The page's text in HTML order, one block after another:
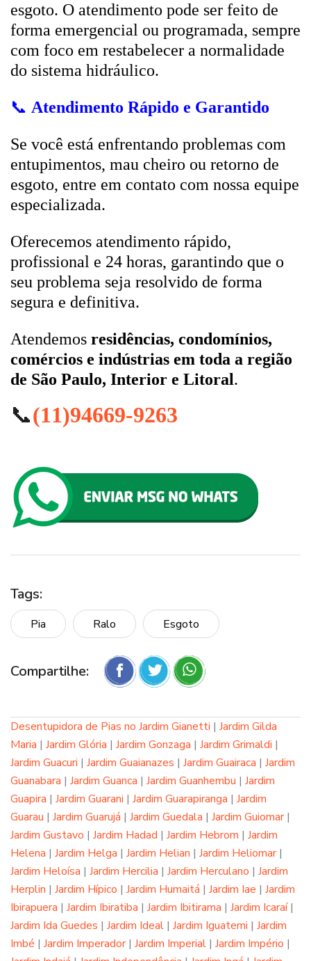
esgoto. O atendimento pode ser feito de
forma emergencial ou programada, sempre
com foco em restabelecer a normalidade
do sistema hidráulico.
📞 Atendimento Rápido e Garantido
Se você está enfrentando problemas com
entupimentos, mau cheiro ou retorno de
esgoto, entre em contato com nossa equipe
especializada.
Oferecemos atendimento rápido,
profissional e 24 horas, garantindo que o
seu problema seja resolvido de forma
segura e definitiva.
Atendemos residências, condomínios,
comércios e indústrias em toda a região
de São Paulo, Interior e Litoral.
📞(11)94669-9263
Tags:
Pia Ralo Esgoto
Compartilhe:
Desentupidora de Pias no Jardim Gianetti | Jardim Gilda
Maria | Jardim Glória | Jardim Gonzaga | Jardim Grimaldi |
Jardim Guacuri | Jardim Guaianazes | Jardim Guairaca | Jardim
Guanabara | Jardim Guanca | Jardim Guanhembu | Jardim
Guapira | Jardim Guarani | Jardim Guarapiranga | Jardim
Guarau | Jardim Guarujá | Jardim Guedala | Jardim Guiomar|
Jardim Gustavo | Jardim Hadad | Jardim Hebrom | Jardim
Helena | Jardim Helga | Jardim Helian | Jardim Heliomar|
Jardim Heloísa | Jardim Hercilia | Jardim Herculano | Jardim
Herplin | Jardim Hípico | Jardim Humaitá | Jardim Iae | Jardim
Ibirapuera | Jardim Ibiratiba | Jardim Ibitirama | Jardim Icaraí|
Jardim Ida Guedes | Jardim Ideal | Jardim Iguatemi | Jardim
Imbé | Jardim Imperador| Jardim Imperial | Jardim Império |